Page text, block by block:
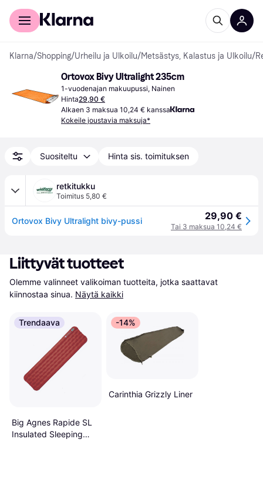
Kuluttajille
Klarna/Shopping/Urheilu ja Ulkoilu/Metsästys, Kalastus ja Ulkoilu/
Ortovox Bivy Ultralight 235cm
1-vuodenajan makuupussi, Nainen
Hinta29,90 €
Alkaen 3 maksua 10,24 € kanssa
Kokeile joustavia maksuja*
Suositeltu Hinta sis. toimituksen
retkitukku
Toimitus 5,80 €
Ortovox Bivy Ultralight bivy-pussi 29,90 €
Tai 3 maksua 10,24 €
Liittyvät tuotteet
Olemme valinneet valikoiman tuotteita, jotka saattavat
kiinnostaa sinua. Näytä kaikki
Trendaava
Big Agnes Rapide SL
Insulated Sleeping
-14%
Carinthia Grizzly Liner